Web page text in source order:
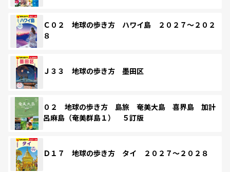
Ｃ０２ 地球の歩き方 ハワイ島 ２０２７～２０２
８
Ｊ３３ 地球の歩き方 墨田区
０２ 地球の歩き方 島旅 奄美大島 喜界島 加計
呂麻島（奄美群島１） ５訂版
Ｄ１７ 地球の歩き方 タイ ２０２７～２０２８